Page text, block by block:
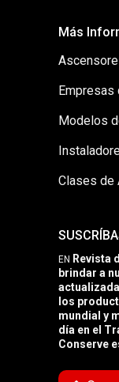
Más
Empresas
Modelos
Clases de
EN Revista
brindar a
los
mundial y
día en el
Conserve